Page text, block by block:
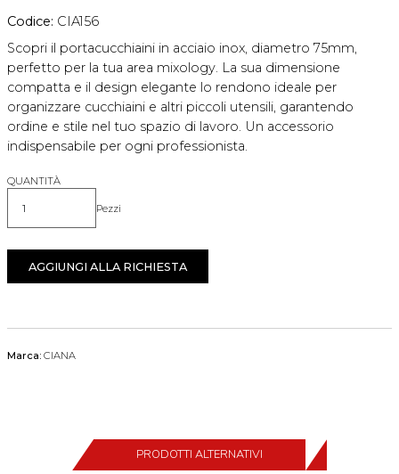
Codice: CIA156
Scopri il portacucchiaini in acciaio inox, diametro 75mm,
perfetto per la tua area mixology. La sua dimensione
compatta e il design elegante lo rendono ideale per
organizzare cucchiaini e altri piccoli utensili, garantendo
ordine e stile nel tuo spazio di lavoro. Un accessorio
indispensabile per ogni professionista.
QUANTITÀ
Quantità Pezzi
AGGIUNGI ALLA RICHIESTA
Marca: CIANA
PRODOTTI ALTERNATIVI